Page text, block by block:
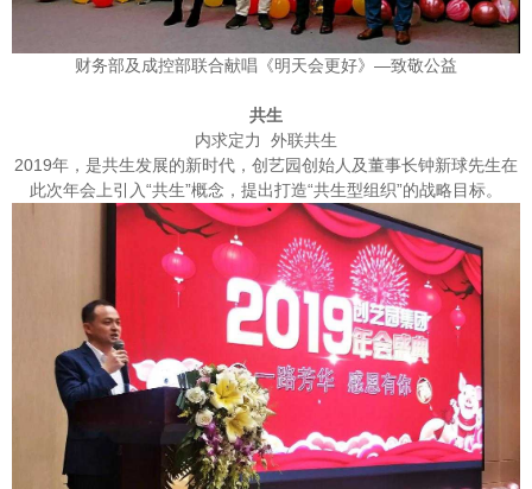
财务部及成控部联合献唱《明天会更好》—致敬公益
共生
内求定力 外联共生
2019年，是共生发展的新时代，创艺园创始人及董事长钟新球先生在
此次年会上引入“共生”概念，提出打造“共生型组织”的战略目标。